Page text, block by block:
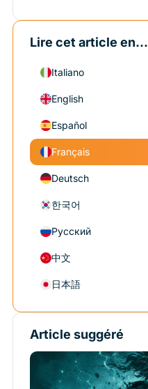
Lire cet article en...
Italiano
English
Español
Français
Deutsch
한국어
Русский
中文
日本語
Article suggéré